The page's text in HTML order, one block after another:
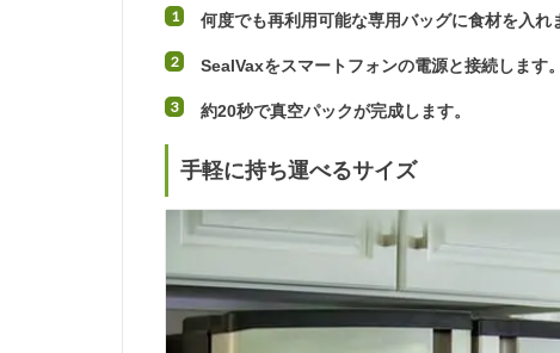
何度でも再利用可能な専用バッグに食材を入れ
SealVaxをスマートフォンの電源と接続します。
約20秒で真空パックが完成します。
手軽に持ち運べるサイズ